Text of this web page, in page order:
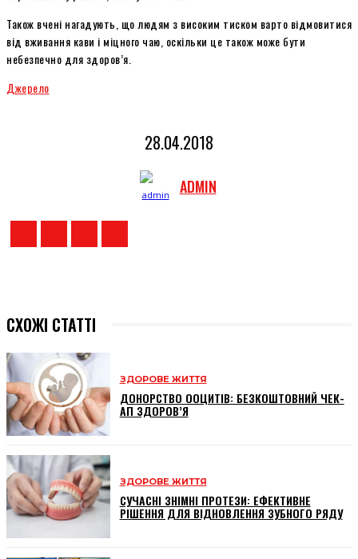
Також вчені нагадують, що людям з високим тиском варто відмовитися
від вживання кави і міцного чаю, оскільки це також може бути
небезпечно для здоров’я.
Джерело
28.04.2018
ADMIN
СХОЖІ СТАТТІ
ЗДОРОВЕ ЖИТТЯ
ДОНОРСТВО ООЦИТІВ: БЕЗКОШТОВНИЙ ЧЕК-
АП ЗДОРОВ’Я
ЗДОРОВЕ ЖИТТЯ
СУЧАСНІ ЗНІМНІ ПРОТЕЗИ: ЕФЕКТИВНЕ
РІШЕННЯ ДЛЯ ВІДНОВЛЕННЯ ЗУБНОГО РЯДУ